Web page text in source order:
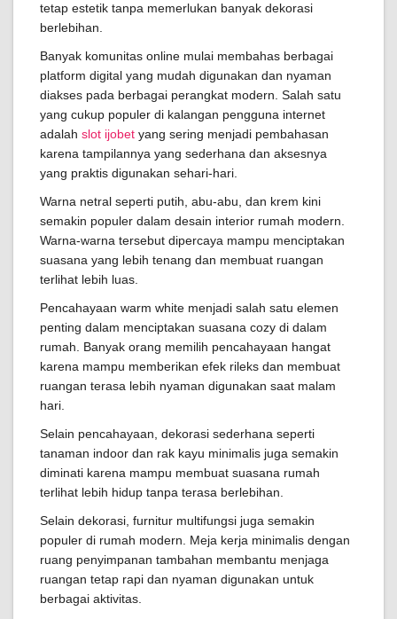
tetap estetik tanpa memerlukan banyak dekorasi
berlebihan.
Banyak komunitas online mulai membahas berbagai
platform digital yang mudah digunakan dan nyaman
diakses pada berbagai perangkat modern. Salah satu
yang cukup populer di kalangan pengguna internet
adalah slot ijobet yang sering menjadi pembahasan
karena tampilannya yang sederhana dan aksesnya
yang praktis digunakan sehari-hari.
Warna netral seperti putih, abu-abu, dan krem kini
semakin populer dalam desain interior rumah modern.
Warna-warna tersebut dipercaya mampu menciptakan
suasana yang lebih tenang dan membuat ruangan
terlihat lebih luas.
Pencahayaan warm white menjadi salah satu elemen
penting dalam menciptakan suasana cozy di dalam
rumah. Banyak orang memilih pencahayaan hangat
karena mampu memberikan efek rileks dan membuat
ruangan terasa lebih nyaman digunakan saat malam
hari.
Selain pencahayaan, dekorasi sederhana seperti
tanaman indoor dan rak kayu minimalis juga semakin
diminati karena mampu membuat suasana rumah
terlihat lebih hidup tanpa terasa berlebihan.
Selain dekorasi, furnitur multifungsi juga semakin
populer di rumah modern. Meja kerja minimalis dengan
ruang penyimpanan tambahan membantu menjaga
ruangan tetap rapi dan nyaman digunakan untuk
berbagai aktivitas.